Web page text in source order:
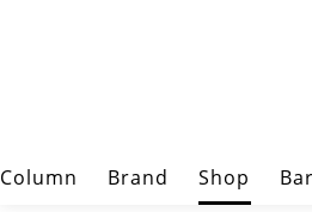
Column Brand Shop